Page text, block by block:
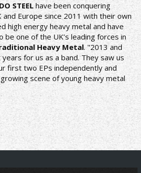
STEELhave been conquering
Europe since 2011 with their own
high energy heavy metal and have
one of the UK’s leading forces in
Heavy Metal. "2013 and
for us as a band. They saw us
first two EPs independently and
scene of young heavy metal